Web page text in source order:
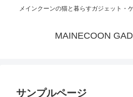
メインクーンの猫と暮らすガジェット・
MAINECOON
サンプルページ